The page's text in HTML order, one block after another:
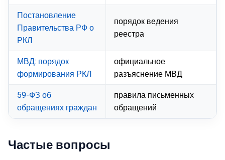
Постановление
Правительства РФ о
РКЛ
порядок ведения
реестра
МВД: порядок
формирования РКЛ
официальное
разъяснение МВД
59-ФЗ об
обращениях граждан
правила письменных
обращений
Частые вопросы